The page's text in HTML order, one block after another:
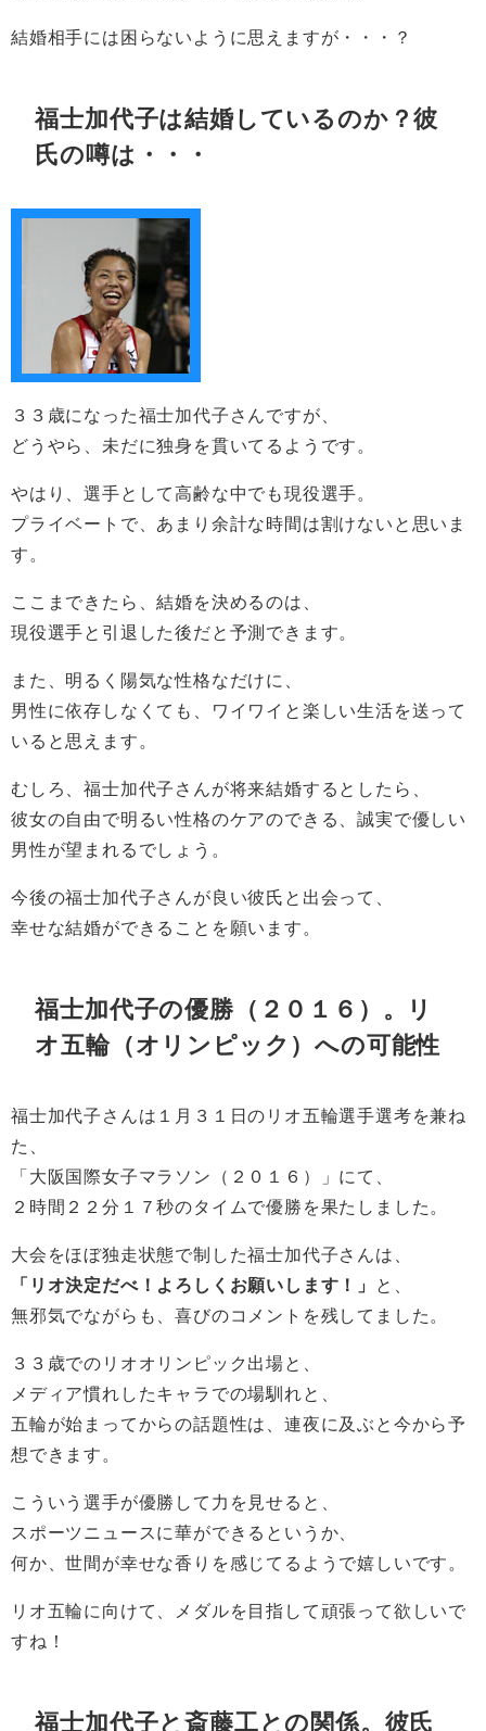
結婚相手には困らないように思えますが・・・？
福士加代子は結婚しているのか？彼
氏の噂は・・・
３３歳になった福士加代子さんですが、
どうやら、未だに独身を貫いてるようです。
やはり、選手として高齢な中でも現役選手。
プライベートで、あまり余計な時間は割けないと思いま
す。
ここまできたら、結婚を決めるのは、
現役選手と引退した後だと予測できます。
また、明るく陽気な性格なだけに、
男性に依存しなくても、ワイワイと楽しい生活を送って
いると思えます。
むしろ、福士加代子さんが将来結婚するとしたら、
彼女の自由で明るい性格のケアのできる、誠実で優しい
男性が望まれるでしょう。
今後の福士加代子さんが良い彼氏と出会って、
幸せな結婚ができることを願います。
福士加代子の優勝（２０１６）。リ
オ五輪（オリンピック）への可能性
福士加代子さんは１月３１日のリオ五輪選手選考を兼ね
た、
「大阪国際女子マラソン（２０１６）」にて、
２時間２２分１７秒のタイムで優勝を果たしました。
大会をほぼ独走状態で制した福士加代子さんは、
「リオ決定だべ！よろしくお願いします！」
と、
無邪気でながらも、喜びのコメントを残してました。
３３歳でのリオオリンピック出場と、
メディア慣れしたキャラでの場馴れと、
五輪が始まってからの話題性は、連夜に及ぶと今から予
想できます。
こういう選手が優勝して力を見せると、
スポーツニュースに華ができるというか、
何か、世間が幸せな香りを感じてるようで嬉しいです。
リオ五輪に向けて、メダルを目指して頑張って欲しいで
すね！
福士加代子と斎藤工との関係。彼氏